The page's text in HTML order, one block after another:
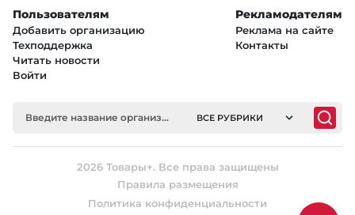
Пользователям
Добавить организацию
Техподдержка
Читать новости
Войти
Рекламодателям
Реклама на сайте
Контакты
ВСЕ РУБРИКИ
2026 Товары+. Все права защищены
Правила размещения
Политика конфиденциальности